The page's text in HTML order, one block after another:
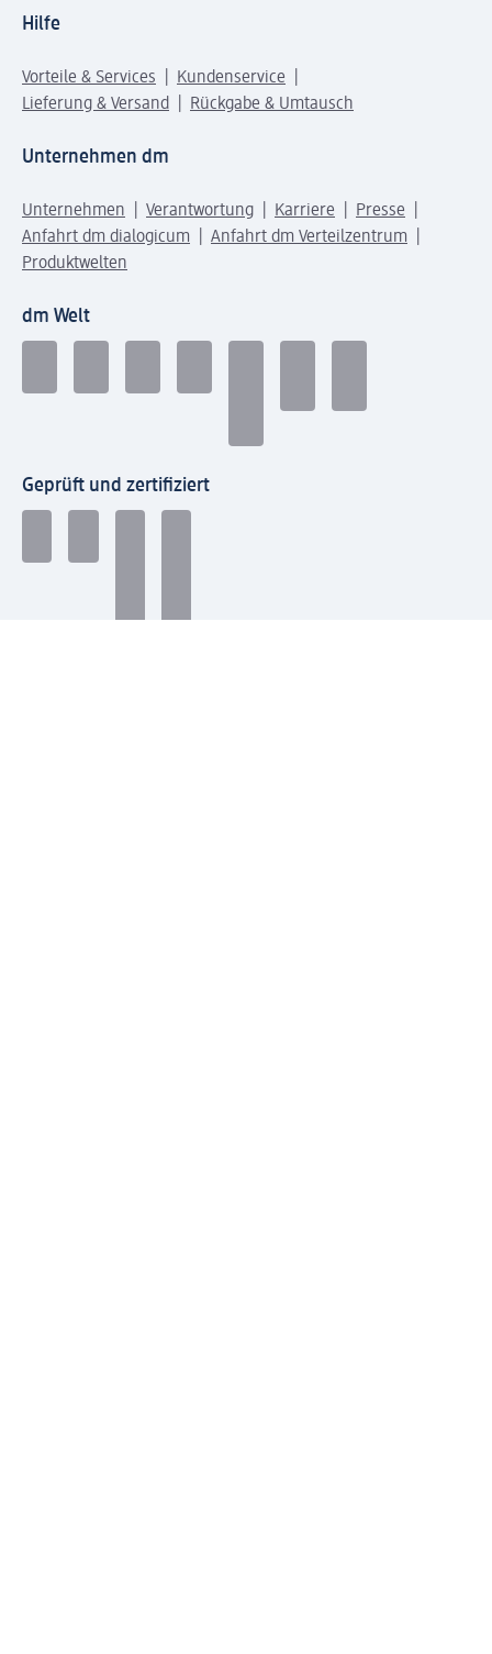
Hilfe
Vorteile & Services
Kundenservice
Lieferung & Versand
Rückgabe & Umtausch
Unternehmen dm
Unternehmen Verantwortung Karriere
Presse
Anfahrt dm dialogicum
Anfahrt dm Verteilzentrum
Produktwelten
dm Welt
Geprüft und zertifiziert